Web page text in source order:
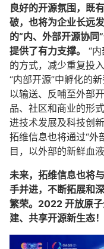
良好的开源氛围，既
破，也将为企业长远
的“内、外部开源协同
提供了有力支撑。
“
的方式，减少重复投
“内部开源”中孵化的
以输送、反哺至外部
品、社区和商业的形
进技术发展及科技创
拓维信息也将通过“外
目，以外部的新鲜血
未来，拓维信息也将
手并进，不断拓展和
繁荣。2022 开放原
建、共享开源新生态！